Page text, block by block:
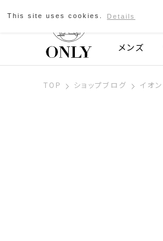
京都発のス
メンズ
TOP ショップブログ イオ
This site uses cookies. Details